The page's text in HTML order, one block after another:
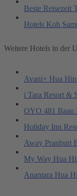
Beste Reisezeit
Hotels Koh
Weitere Hotels in der
Avani+ Hua
i Tara Resort &
OYO 481 Baan
Holiday Inn
Away Pranburi
My Way Hua
Anantara Hua